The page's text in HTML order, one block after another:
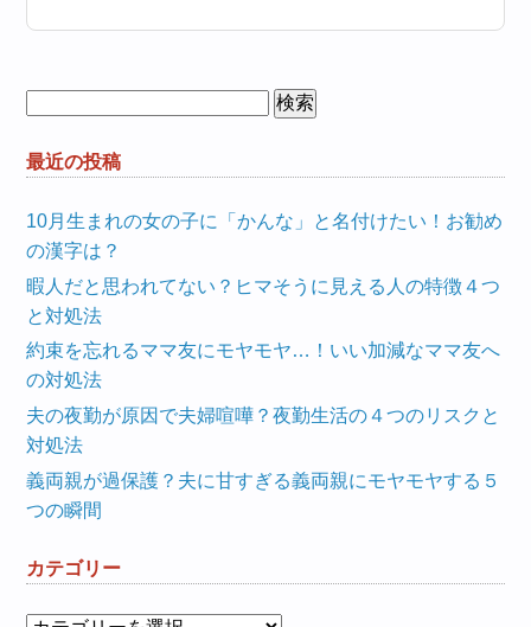
最近の投稿
10月生まれの女の子に「かんな」と名付けたい！お勧め
の漢字は？
暇人だと思われてない？ヒマそうに見える人の特徴４つ
と対処法
約束を忘れるママ友にモヤモヤ…！いい加減なママ友へ
の対処法
夫の夜勤が原因で夫婦喧嘩？夜勤生活の４つのリスクと
対処法
義両親が過保護？夫に甘すぎる義両親にモヤモヤする５
つの瞬間
カテゴリー